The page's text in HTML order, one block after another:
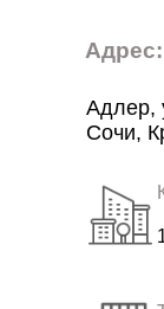
Адрес:
Адлер,
Сочи,